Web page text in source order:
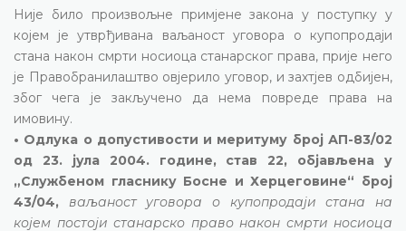
Није било произвољне примјене закона у поступку у
којем је утврђивана ваљаност уговора о купопродаји
стана након смрти носиоца станарског права, прије него
је Правобранилаштво овјерило уговор, и захтјев одбијен,
због чега је закључено да нема повреде права на
имовину.
• Одлука о допустивости и меритуму број АП-83/02
од 23. јула 2004. године, став 22, објављена у
„Службеном гласнику Босне и Херцеговине“ број
43/04, ваљаност уговора о купопродаји стана на
којем постоји станарско право након смрти носиоца